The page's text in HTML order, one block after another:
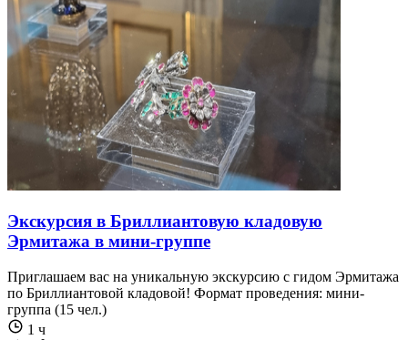
Экскурсия в Бриллиантовую кладовую
Эрмитажа в мини-группе
Приглашаем вас на уникальную экскурсию с гидом Эрмитажа
по Бриллиантовой кладовой! Формат проведения: мини-
группа (15 чел.)
1 ч